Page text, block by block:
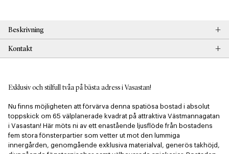
Beskrivning +
Kontakt +
Exklusiv och stilfull tvåa på bästa adress i Vasastan!
Nu finns möjligheten att förvärva denna spatiösa bostad i absolut
toppskick om 65 välplanerade kvadrat på attraktiva Västmannagatan
i Vasastan! Här möts ni av ett enastående ljusflöde från bostadens
fem stora fönsterpartier som vetter ut mot den lummiga
innergården, genomgående exklusiva materialval, generös takhöjd,